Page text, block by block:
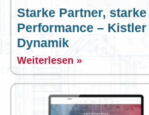
Starke Partner, starke
Performance –
Dynamik
Weiterlesen »